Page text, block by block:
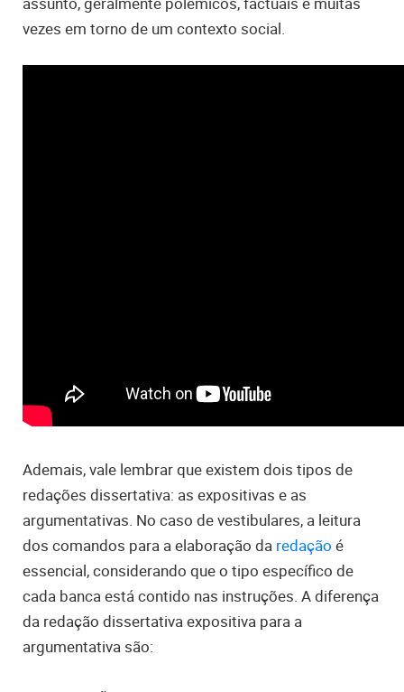
vezes em torno de um contexto social.
Ademais, vale lembrar que existem dois tipos de
redações dissertativa: as expositivas e as
argumentativas. No caso de vestibulares, a leitura
dos comandos para a elaboração da redação é
essencial, considerando que o tipo específico de
cada banca está contido nas instruções. A diferença
da redação dissertativa expositiva para a
argumentativa são: